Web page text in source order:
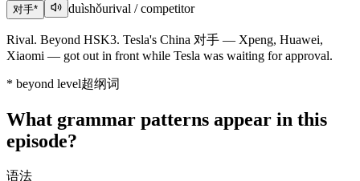
对手* duìshǒurival / competitor
Rival. Beyond HSK3. Tesla's China 对手 — Xpeng, Huawei,
Xiaomi — got out in front while Tesla was waiting for approval.
* beyond level超纲词
What grammar patterns appear in this
episode?
语法